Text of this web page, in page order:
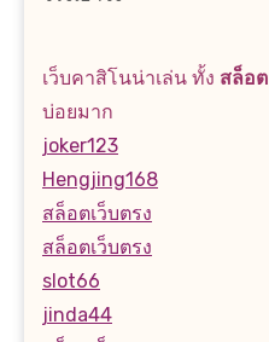
เว็บคาสิโนน่าเล่น ทั้ง สล็อต
บ่อยมาก
joker123
Hengjing168
สล็อตเว็บตรง
สล็อตเว็บตรง
slot66
jinda44